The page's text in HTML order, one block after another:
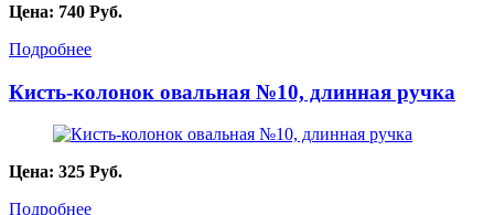
Цена: 740 Руб.
Подробнее
Кисть-колонок овальная №10, длинная ручка
Цена: 325 Руб.
Подробнее